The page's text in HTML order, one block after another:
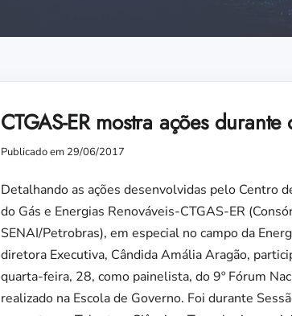
CTGAS-ER mostra ações
Publicado em 29/06/2017
Detalhando as ações desenvolvidas pelo Centro
do Gás e Energias Renováveis-CTGAS-ER
SENAI/Petrobras), em especial no campo da
diretora Executiva, Cândida Amália Aragão,
quarta-feira, 28, como painelista, do 9º Fórum
realizado na Escola de Governo. Foi durante